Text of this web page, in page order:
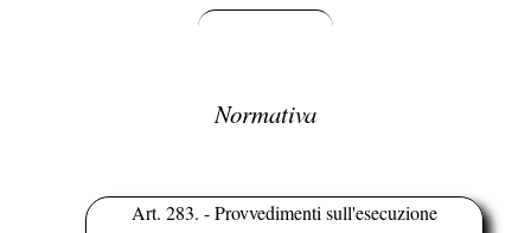
Normativa
Art. 283. - Provvedimenti sull'esecuzione